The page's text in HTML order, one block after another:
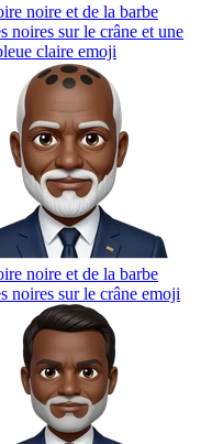
noire et de la barbe
noires sur le crâne et une
claire emoji
noire et de la barbe
noires sur le crâne emoji